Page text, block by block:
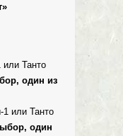
или Танто
один из
1 или Танто
один